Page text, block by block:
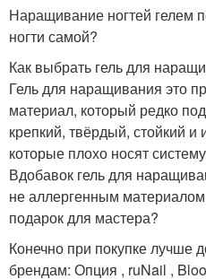
Наращивание ногтей гелем
ногти самой?
Как выбрать гель для
Гель для наращивания это
материал, который редко
крепкий, твёрдый, стойкий и
которые плохо носят
Вдобавок гель для
не аллергенным
подарок для мастера?
Конечно при покупке лучше
брендам: Опция , ruNail ,